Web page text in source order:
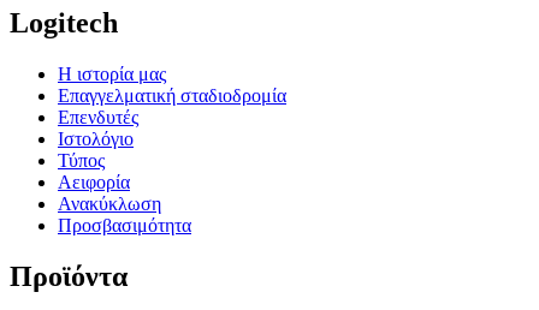
Logitech
Η ιστορία μας
Επαγγελματική σταδιοδρομία
Επενδυτές
Ιστολόγιο
Τύπος
Αειφορία
Ανακύκλωση
Προσβασιμότητα
Προϊόντα